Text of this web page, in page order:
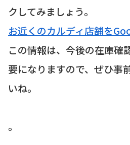
クしてみましょう。
お近くのカルディ店舗を
この情報は、今後の在庫確
要になりますので、ぜひ事
いね。
。